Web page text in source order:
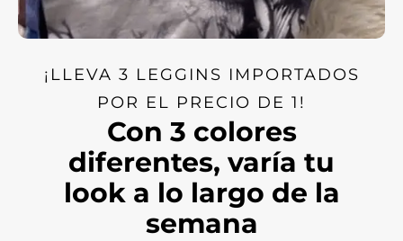
¡LLEVA 3 LEGGINS IMPORTADOS
POR EL PRECIO DE 1!
Con 3 colores
diferentes, varía tu
look a lo largo de la
semana